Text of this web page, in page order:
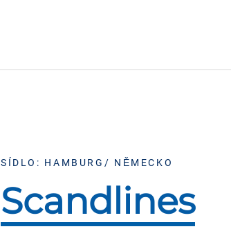
SÍDLO: HAMBURG/ NĚMECKO
Scandlines